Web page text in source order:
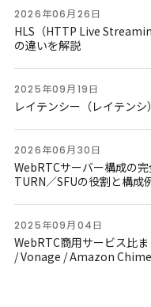
2026年06月26日
HLS（HTTP Live
の違いを解説
2025年09月19日
レイテンシー（レイテン
2026年06月30日
WebRTCサーバー構成の
TURN／SFUの役割と構成
2025年09月04日
WebRTC商用サービス比
/ Vonage / Amazon